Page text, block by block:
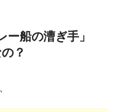
船の漕ぎ手」
？